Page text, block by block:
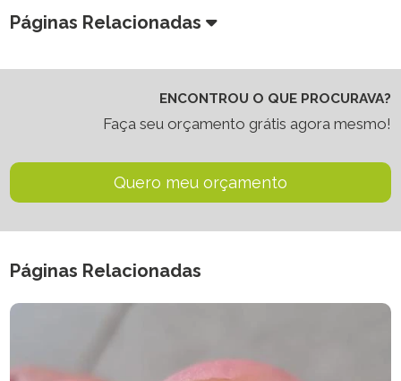
Páginas Relacionadas
ENCONTROU O QUE PROCURAVA?
Faça seu orçamento grátis agora mesmo!
Quero meu orçamento
Páginas Relacionadas